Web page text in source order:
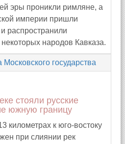
эры проникли римляне, а
империи пришли
распространили
народов Кавказа.
государства
стояли русские
южную границу
километрах к юго-востоку
при слиянии рек